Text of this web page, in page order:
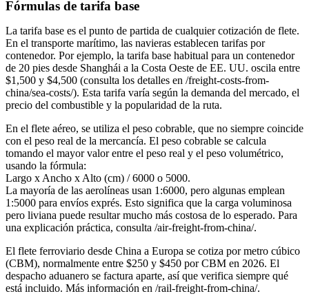
Fórmulas de tarifa base
La tarifa base es el punto de partida de cualquier cotización de flete.
En el transporte marítimo, las navieras establecen tarifas por
contenedor. Por ejemplo, la tarifa base habitual para un contenedor
de 20 pies desde Shanghái a la Costa Oeste de EE. UU. oscila entre
$1,500 y $4,500 (consulta los detalles en /freight-costs-from-
china/sea-costs/). Esta tarifa varía según la demanda del mercado, el
precio del combustible y la popularidad de la ruta.
En el flete aéreo, se utiliza el peso cobrable, que no siempre coincide
con el peso real de la mercancía. El peso cobrable se calcula
tomando el mayor valor entre el peso real y el peso volumétrico,
usando la fórmula:
Largo x Ancho x Alto (cm) / 6000 o 5000.
La mayoría de las aerolíneas usan 1:6000, pero algunas emplean
1:5000 para envíos exprés. Esto significa que la carga voluminosa
pero liviana puede resultar mucho más costosa de lo esperado. Para
una explicación práctica, consulta /air-freight-from-china/.
El flete ferroviario desde China a Europa se cotiza por metro cúbico
(CBM), normalmente entre $250 y $450 por CBM en 2026. El
despacho aduanero se factura aparte, así que verifica siempre qué
está incluido. Más información en /rail-freight-from-china/.